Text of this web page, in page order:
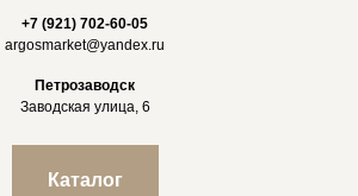
+7 (921) 702-60-05
argosmarket@yandex.ru
Петрозаводск
Заводская улица, 6
Каталог